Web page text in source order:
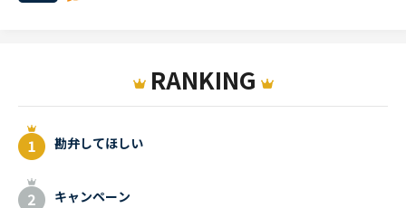
RANKING
勘弁してほしい
キャンペーン